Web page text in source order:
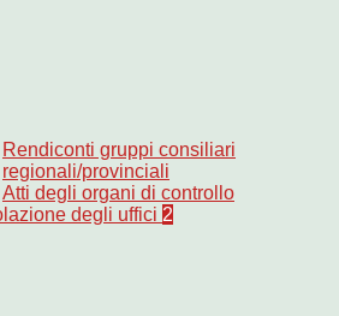
Rendiconti gruppi consiliari
regionali/provinciali
Atti degli organi di controllo
degli uffici 2